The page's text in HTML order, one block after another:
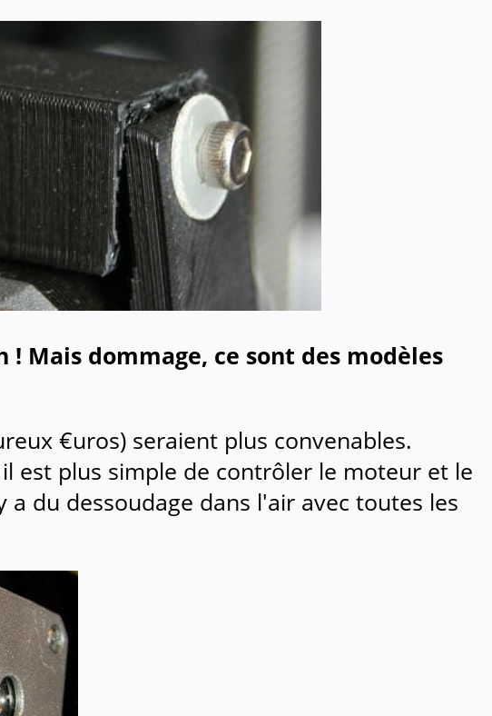
Mais dommage, ce sont des modèles
€uros) seraient plus convenables.
est plus simple de contrôler le moteur et le
du dessoudage dans l'air avec toutes les